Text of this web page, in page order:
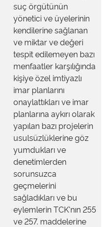
suç örgütünün
yönetici ve üyelerinin
kendilerine sağlanan
ve miktar ve değeri
tespit edilemeyen bazı
menfaatler karşılığında
kişiye özel imtiyazlı
imar planlarını
onaylattıkları ve imar
planlarına aykırı olarak
yapılan bazı projelerin
usulsüzlüklerine göz
yumdukları ve
denetimlerden
sorunsuzca
geçmelerini
sağladıkları ve bu
eylemlerin TCK'nın 255
ve 257. maddelerine